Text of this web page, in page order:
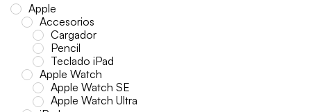
Apple
Accesorios
Cargador
Pencil
Teclado iPad
Apple Watch
Apple Watch SE
Apple Watch Ultra